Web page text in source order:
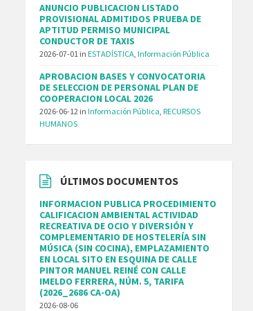
ANUNCIO PUBLICACION LISTADO
PROVISIONAL ADMITIDOS PRUEBA DE
APTITUD PERMISO MUNICIPAL
CONDUCTOR DE TAXIS
2026-07-01 inESTADÍSTICA ,Información Pública
APROBACION BASES Y CONVOCATORIA
DE SELECCION DE PERSONAL PLAN DE
COOPERACION LOCAL 2026
2026-06-12 inInformación Pública ,RECURSOS
HUMANOS
ÚLTIMOS DOCUMENTOS
INFORMACION PUBLICA PROCEDIMIENTO
CALIFICACION AMBIENTAL ACTIVIDAD
RECREATIVA DE OCIO Y DIVERSIÓN Y
COMPLEMENTARIO DE HOSTELERÍA SIN
MÚSICA (SIN COCINA), EMPLAZAMIENTO
EN LOCAL SITO EN ESQUINA DE CALLE
PINTOR MANUEL REINÉ CON CALLE
IMELDO FERRERA, NÚM. 5, TARIFA
(2026_2686 CA-OA)
2026-08-06